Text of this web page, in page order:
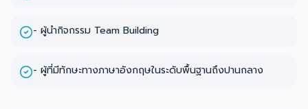
- ผู้นำกิจกรรม Team Building
- ผู้ที่มีทักษะทางภาษาอังกฤษในระดับพื้นฐานถึงปานกลาง